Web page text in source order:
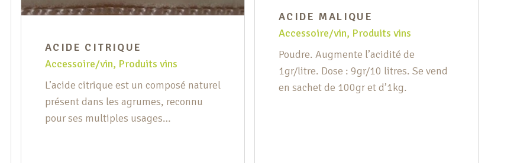
ACIDE CITRIQUE
Accessoire/vin, Produits vins
L’acide citrique est un composé naturel
présent dans les agrumes, reconnu
pour ses multiples usages
ACIDE MALIQUE
Accessoire/vin, Produits vins
Poudre. Augmente l’acidité de
1gr/litre. Dose : 9gr/10 litres. Se vend
en sachet de 100gr et d’1kg.